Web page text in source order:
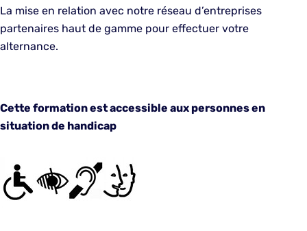
La mise en relation avec notre réseau d’entreprises
partenaires haut de gamme pour effectuer votre
alternance.
Cette formation est accessible aux personnes en
situation de handicap